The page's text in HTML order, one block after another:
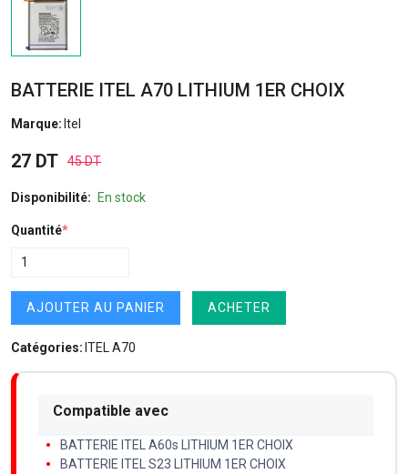
BATTERIE ITEL A70 LITHIUM 1ER CHOIX
Marque: Itel
27 DT 45 DT
Disponibilité: En stock
Quantité*
AJOUTER AU PANIER ACHETER
Catégories: ITEL A70
Compatible avec
BATTERIE ITEL A60s LITHIUM 1ER CHOIX
BATTERIE ITEL S23 LITHIUM 1ER CHOIX